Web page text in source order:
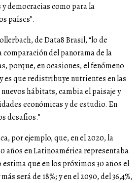
democracias como para la
países”.
de Data8 Brasil, “lo de
comparación del panorama de la
porque, en ocasiones, el fenómeno
es que redistribuye nutrientes en las
hábitats, cambia el paisaje y
económicas y de estudio. En
desafíos.”
por ejemplo, que, en el 2020, la
años en Latinoamérica representaba
estima que en los próximos 30 años el
será de 18%; y en el 2090, del 36,4%,